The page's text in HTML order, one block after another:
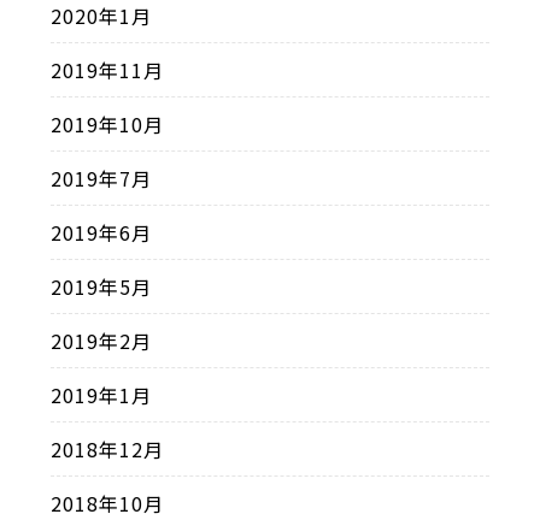
2020年1月
2019年11月
2019年10月
2019年7月
2019年6月
2019年5月
2019年2月
2019年1月
2018年12月
2018年10月